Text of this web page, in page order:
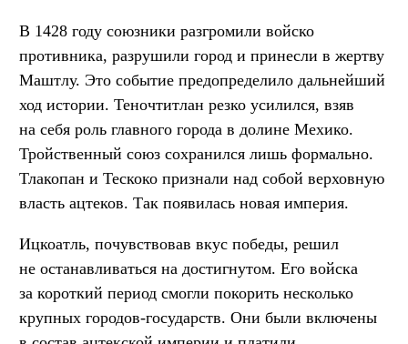
В 1428 году союзники разгромили войско
противника, разрушили город и принесли в жертву
Маштлу. Это событие предопределило дальнейший
ход истории. Теночтитлан резко усилился, взяв
на себя роль главного города в долине Мехико.
Тройственный союз сохранился лишь формально.
Тлакопан и Тескоко признали над собой верховную
власть ацтеков. Так появилась новая империя.
Ицкоатль, почувствовав вкус победы, решил
не останавливаться на достигнутом. Его войска
за короткий период смогли покорить несколько
крупных городов-государств. Они были включены